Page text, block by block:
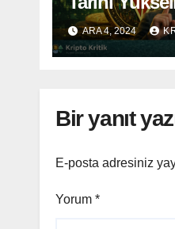
Sun’ın
Geleceği
ARA 4, 2024
Bir yanıt
E-posta adresiniz
Yorum *